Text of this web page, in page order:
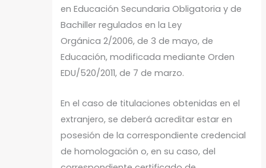
en Educación Secundaria Obligatoria y de
Bachiller regulados en la Ley
Orgánica 2/2006, de 3 de mayo, de
Educación, modificada mediante Orden
EDU/520/2011, de 7 de marzo.
En el caso de titulaciones obtenidas en el
extranjero, se deberá acreditar estar en
posesión de la correspondiente credencial
de homologación o, en su caso, del